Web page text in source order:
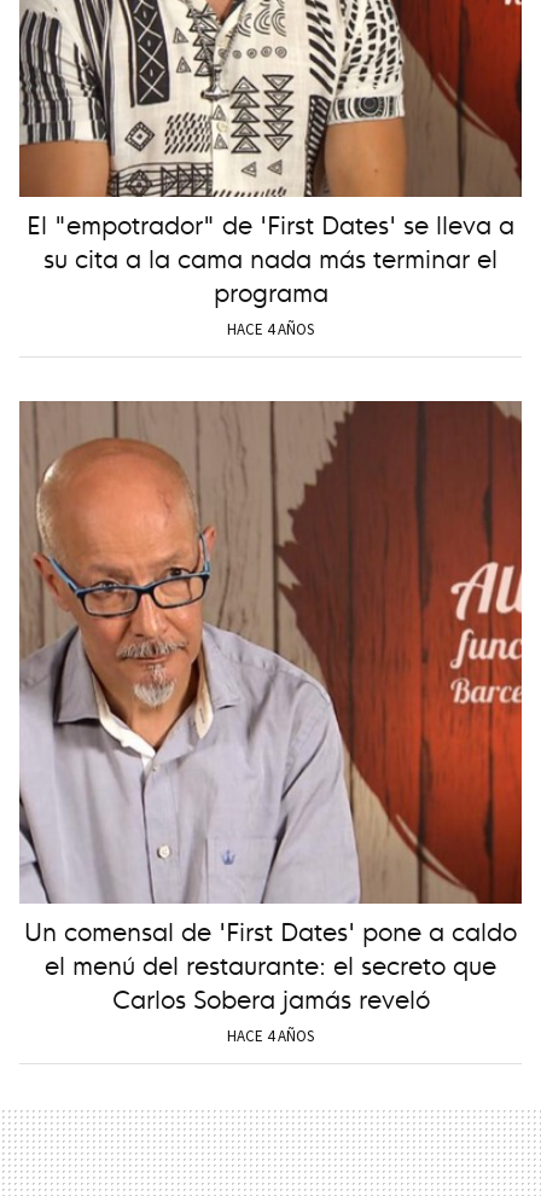
El "empotrador" de 'First Dates' se lleva a
su cita a la cama nada más terminar el
programa
HACE 4 AÑOS
Un comensal de 'First Dates' pone a caldo
el menú del restaurante: el secreto que
Carlos Sobera jamás reveló
HACE 4 AÑOS